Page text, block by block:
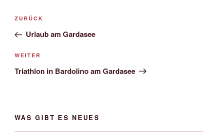
Beitrags-
Vorheriger
Beitrag
ZURÜCK
Urlaub am Gardasee
Nächster
Beitrag
WEITER
Triathlon in Bardolino am Gardasee
WAS GIBT ES NEUES